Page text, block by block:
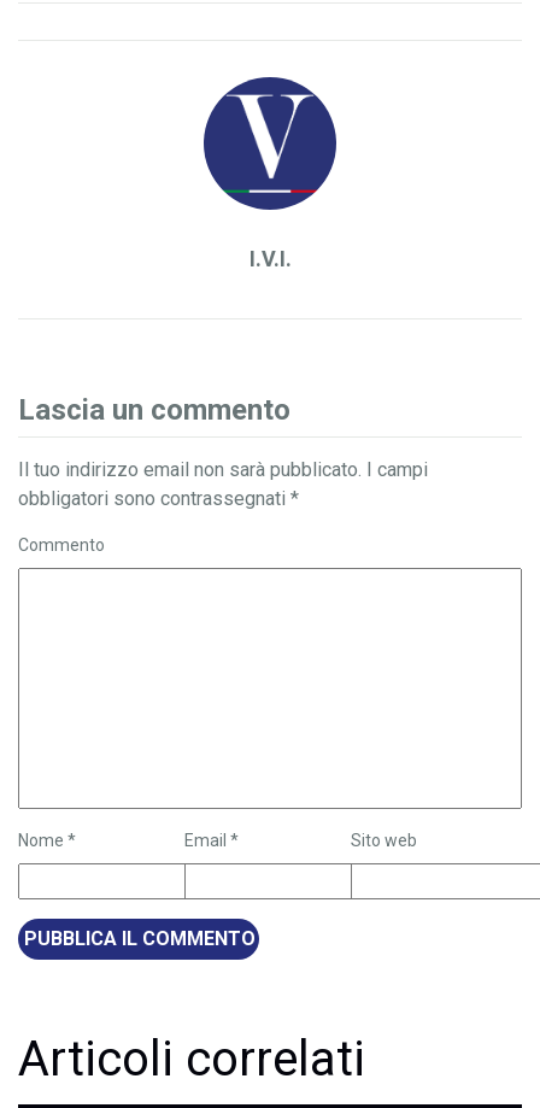
I.V.I.
Lascia un commento
Il tuo indirizzo email non sarà pubblicato. I campi
obbligatori sono contrassegnati *
Commento
Nome * Email * Sito web
Articoli correlati